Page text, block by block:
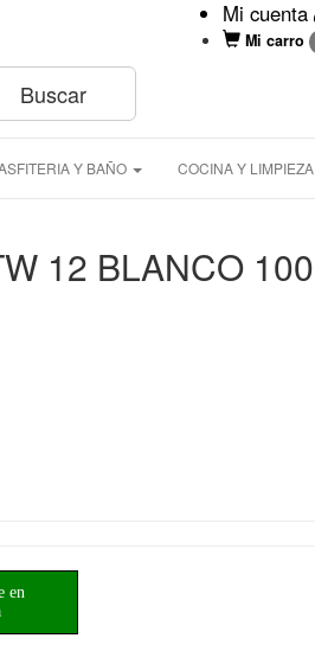
Mi cuenta
Mi carro
Y BAÑO COCINA Y LIMPIEZA
12 BLANCO 100
en